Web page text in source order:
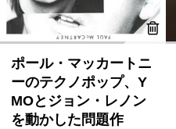
ポール・マッカートニ
ーのテクノポップ、Y
MOとジョン・レノン
を動かした問題作